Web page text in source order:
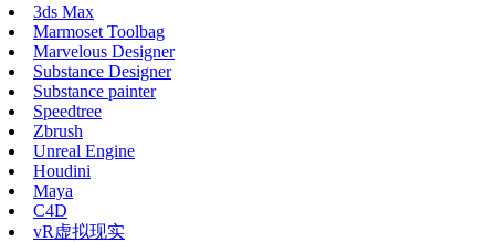
3ds Max
Marmoset Toolbag
Marvelous Designer
Substance Designer
Substance painter
Speedtree
Zbrush
Unreal Engine
Houdini
Maya
C4D
vR虚拟现实